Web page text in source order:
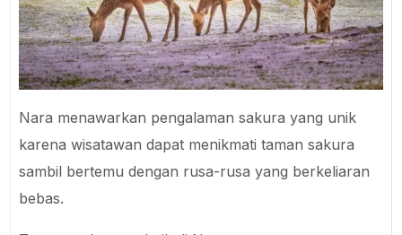
Nara menawarkan pengalaman sakura yang unik
karena wisatawan dapat menikmati taman sakura
sambil bertemu dengan rusa-rusa yang berkeliaran
bebas.